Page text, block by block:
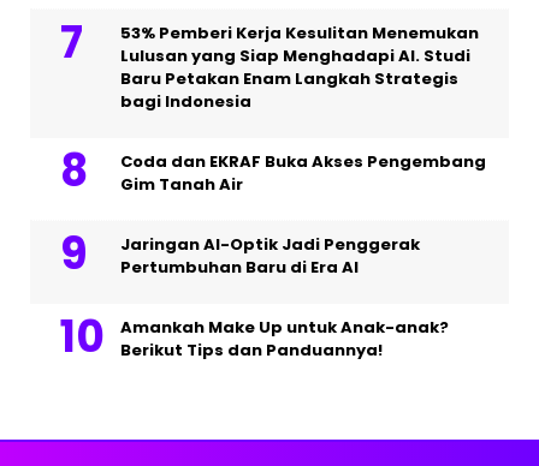
53% Pemberi Kerja Kesulitan Menemukan
Lulusan yang Siap Menghadapi AI. Studi
Baru Petakan Enam Langkah Strategis
bagi Indonesia
Coda dan EKRAF Buka Akses Pengembang
Gim Tanah Air
Jaringan AI-Optik Jadi Penggerak
Pertumbuhan Baru di Era AI
Amankah Make Up untuk Anak-anak?
Berikut Tips dan Panduannya!